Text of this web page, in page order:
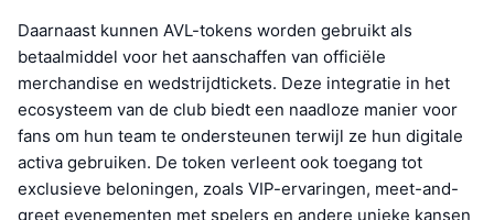
Daarnaast kunnen AVL-tokens worden gebruikt als
betaalmiddel voor het aanschaffen van officiële
merchandise en wedstrijdtickets. Deze integratie in het
ecosysteem van de club biedt een naadloze manier voor
fans om hun team te ondersteunen terwijl ze hun digitale
activa gebruiken. De token verleent ook toegang tot
exclusieve beloningen, zoals VIP-ervaringen, meet-and-
greet evenementen met spelers en andere unieke kansen